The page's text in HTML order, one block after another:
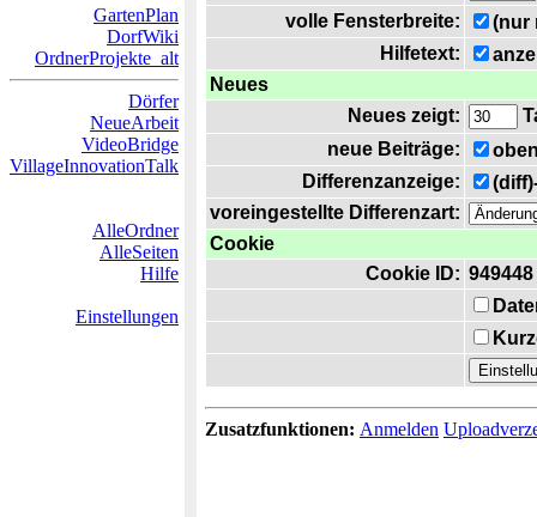
GartenPlan
DorfWiki
OrdnerProjekte_alt
Dörfer
NeueArbeit
VideoBridge
VillageInnovationTalk
AlleOrdner
AlleSeiten
Hilfe
Einstellungen
volle Fensterbreite:
(nur
Hilfetext:
Neues
Neues zeigt:
neue Beiträge:
Differenzanzeige:
voreingestellte Differenzart:
Cookie
Cookie ID: 949448
Zusatzfunktionen: Anmelden